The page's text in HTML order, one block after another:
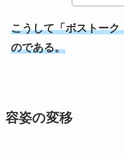
こうして「ボストー
のである。
容姿の変移